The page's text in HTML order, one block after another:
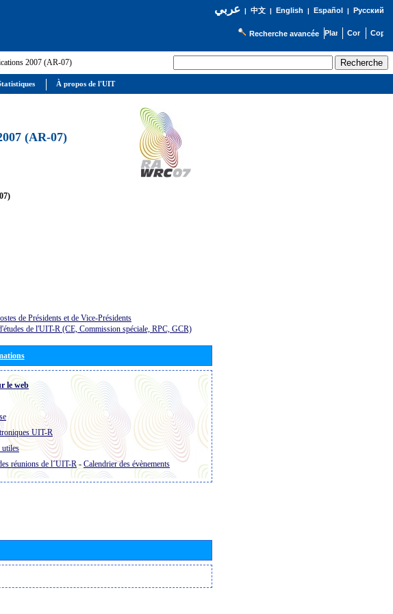
عربي| 中文| English | Español | Русский
Recherche avancée
2007 (AR-07)
(AR-07)
de Présidents et de Vice-Présidents
de l'UIT-R (CE, Commission spéciale, RPC, GCR)
le web
UIT-R
réunions de l´UIT-R- Calendrier des évènements
À propos de l'UIT